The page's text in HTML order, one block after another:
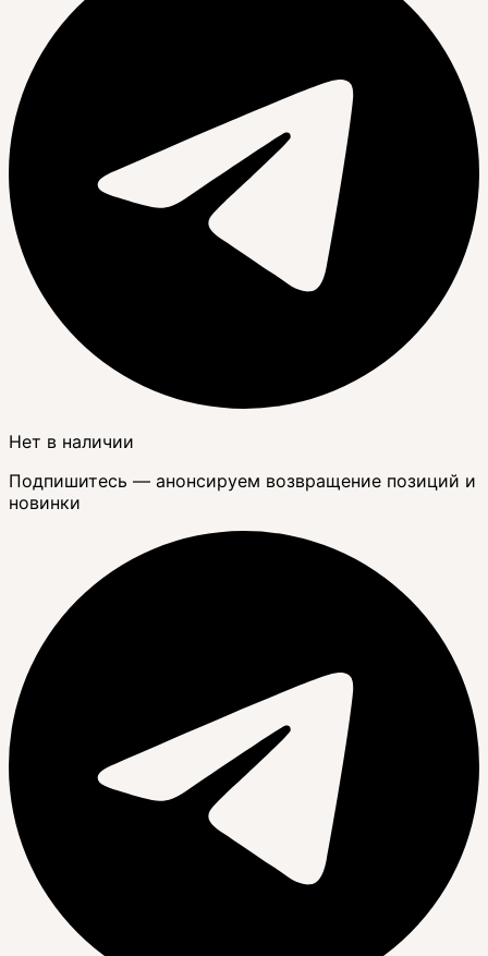
Нет в наличии
Подпишитесь — анонсируем возвращение позиций и
новинки